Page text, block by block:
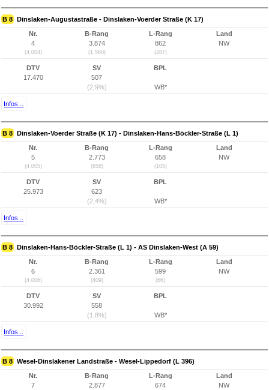
B 8 Dinslaken-Augustastraße - Dinslaken-Voerder Straße (K 17)
Nr.
4
(4.004)
B-Rang
3.874
(1.560)
L-Rang
862
(287)
Land
NW
DTV
17.470
SV
507
(2,9%)
BPL
WB*
Infos...
B 8 Dinslaken-Voerder Straße (K 17) - Dinslaken-Hans-Böckler-Straße (L 1)
Nr.
5
(4.005)
B-Rang
2.773
(658)
L-Rang
658
(105)
Land
NW
DTV
25.973
SV
623
(2,4%)
BPL
WB*
Infos...
B 8 Dinslaken-Hans-Böckler-Straße (L 1) - AS Dinslaken-West (A 59)
Nr.
6
(4.006)
B-Rang
2.361
(409)
L-Rang
599
(66)
Land
NW
DTV
30.992
SV
558
(1,8%)
BPL
WB*
Infos...
B 8 Wesel-Dinslakener Landstraße - Wesel-Lippedorf (L 396)
Nr.
7
B-Rang
2.877
L-Rang
674
Land
NW